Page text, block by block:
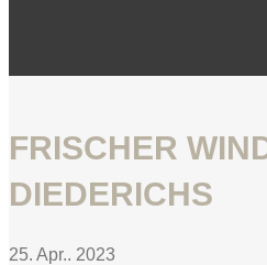
FRISCHER
DIEDERICHS
25. Apr.. 2023